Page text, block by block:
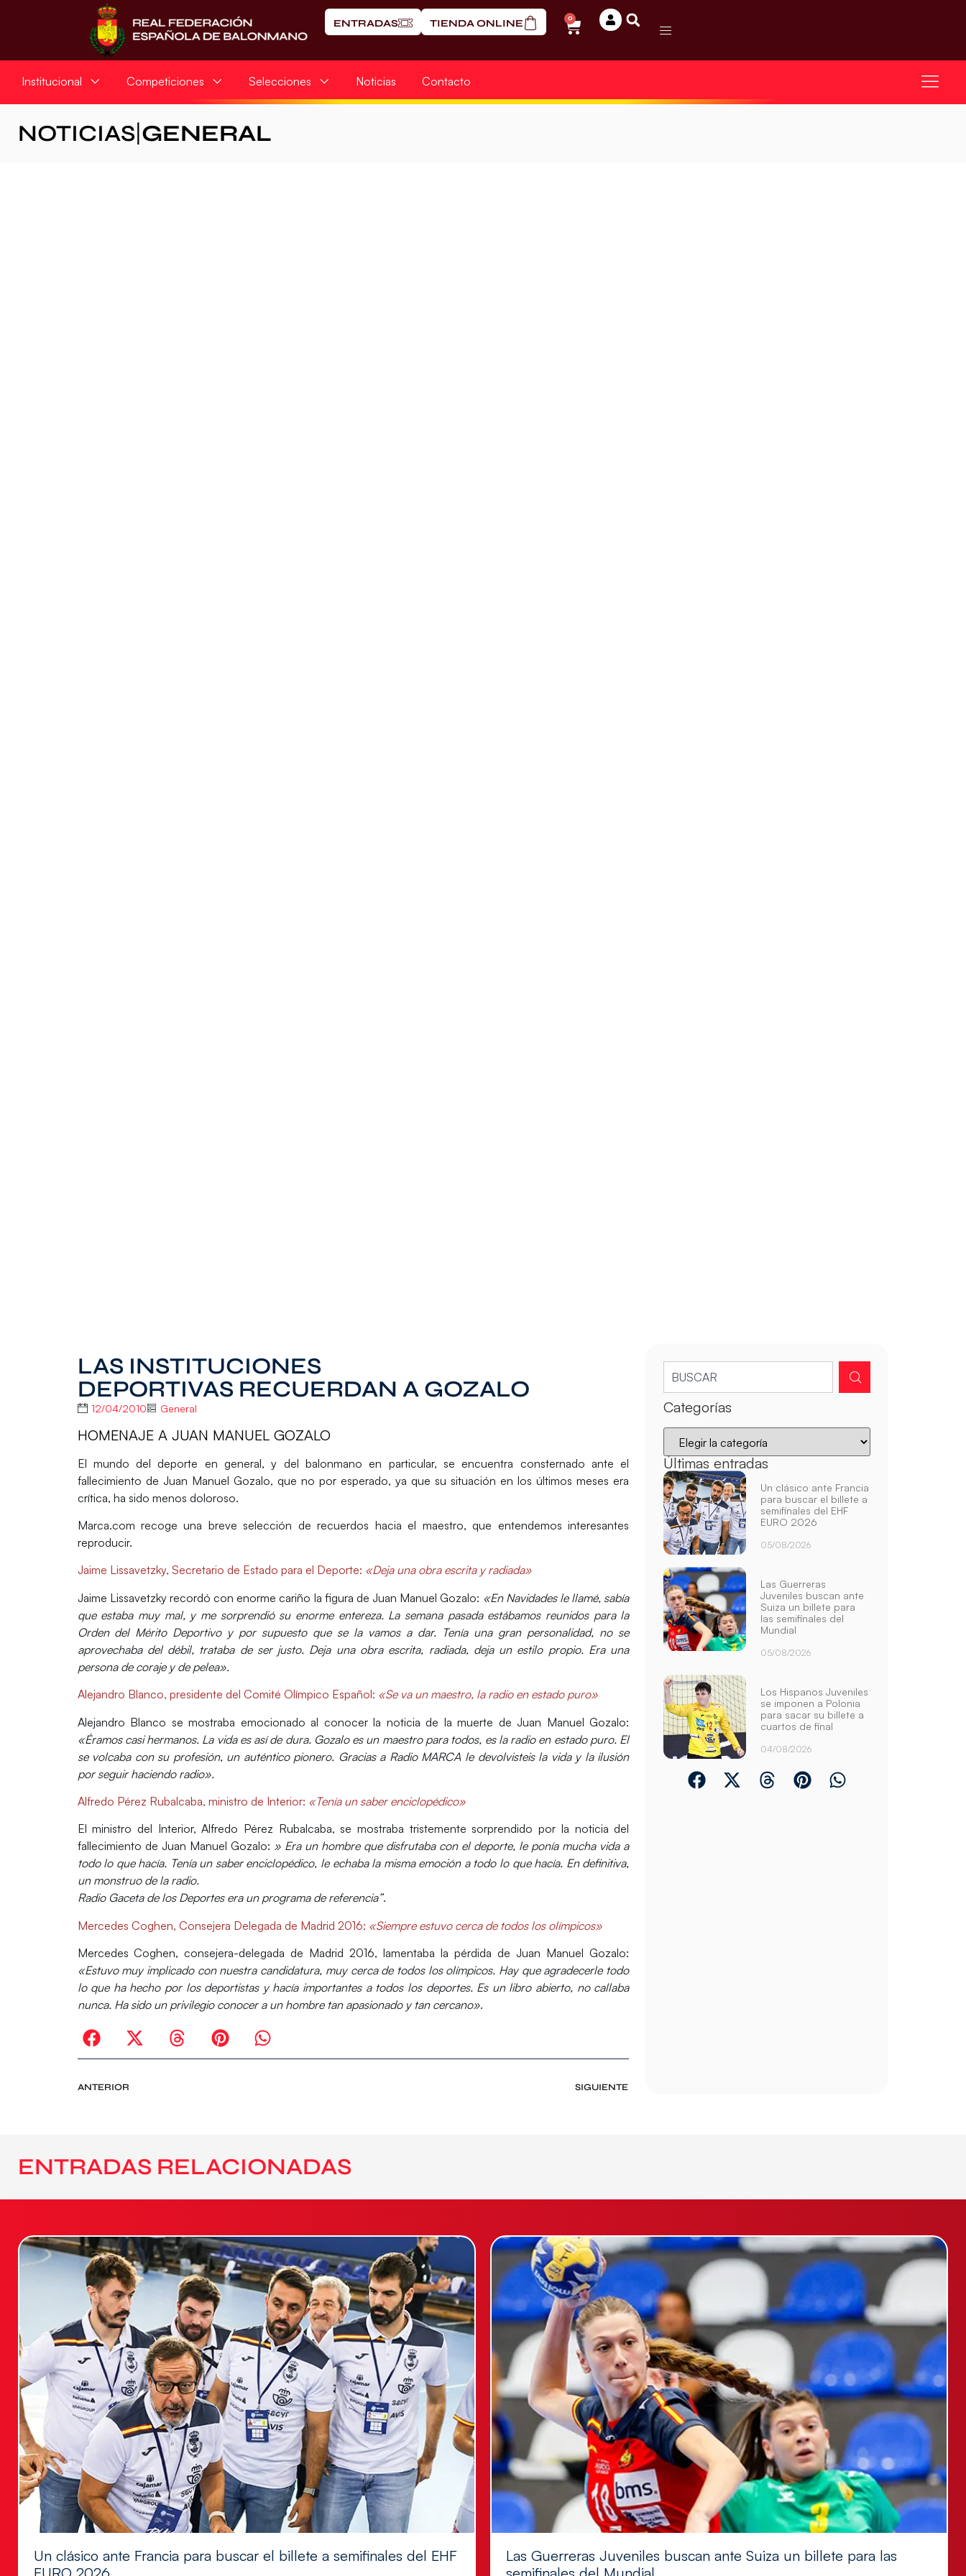
ENTRADAS TIENDA ONLINE 0
Institucional Competiciones Selecciones Noticias Contacto
NOTICIAS GENERAL
LAS INSTITUCIONES
DEPORTIVAS RECUERDAN A GOZALO
12/04/2010 General
HOMENAJE A JUAN MANUEL GOZALO
El mundo del deporte en general, y del balonmano en particular, se encuentra consternado ante el
fallecimiento de Juan Manuel Gozalo, que no por esperado, ya que su situación en los últimos meses era
crítica, ha sido menos doloroso.
Marca.com recoge una breve selección de recuerdos hacia el maestro, que entendemos interesantes
reproducir.
Jaime Lissavetzky, Secretario de Estado para el Deporte: «Deja una obra escrita y radiada»
Jaime Lissavetzky recordó con enorme cariño la figura de Juan Manuel Gozalo: «En Navidades le llamé, sabía
que estaba muy mal, y me sorprendió su enorme entereza. La semana pasada estábamos reunidos para la
Orden del Mérito Deportivo y por supuesto que se la vamos a dar. Tenía una gran personalidad, no se
aprovechaba del débil, trataba de ser justo. Deja una obra escrita, radiada, deja un estilo propio. Era una
persona de coraje y de pelea».
Alejandro Blanco, presidente del Comité Olímpico Español: «Se va un maestro, la radio en estado puro»
Alejandro Blanco se mostraba emocionado al conocer la noticia de la muerte de Juan Manuel Gozalo:
«Éramos casi hermanos. La vida es así de dura. Gozalo es un maestro para todos, es la radio en estado puro. El
se volcaba con su profesión, un auténtico pionero. Gracias a Radio MARCA le devolvisteis la vida y la ilusión
por seguir haciendo radio».
Alfredo Pérez Rubalcaba, ministro de Interior: «Tenía un saber enciclopédico»
El ministro del Interior, Alfredo Pérez Rubalcaba, se mostraba tristemente sorprendido por la noticia del
fallecimiento de Juan Manuel Gozalo: » Era un hombre que disfrutaba con el deporte, le ponía mucha vida a
todo lo que hacía. Tenía un saber enciclopédico, le echaba la misma emoción a todo lo que hacía. En definitiva,
un monstruo de la radio.
Radio Gaceta de los Deportes era un programa de referencia”.
Mercedes Coghen, Consejera Delegada de Madrid 2016: «Siempre estuvo cerca de todos los olímpicos»
Mercedes Coghen, consejera-delegada de Madrid 2016, lamentaba la pérdida de Juan Manuel Gozalo:
«Estuvo muy implicado con nuestra candidatura, muy cerca de todos los olímpicos. Hay que agradecerle todo
lo que ha hecho por los deportistas y hacía importantes a todos los deportes. Es un libro abierto, no callaba
nunca. Ha sido un privilegio conocer a un hombre tan apasionado y tan cercano».
ANTERIOR SIGUIENTE
Categorías
Últimas entradas
Un clásico ante Francia
para buscar el billete a
semifinales del EHF
EURO 2026
05/08/2026
Las Guerreras
Juveniles buscan ante
Suiza un billete para
las semifinales del
Mundial
05/08/2026
Los Hispanos Juveniles
se imponen a Polonia
para sacar su billete a
cuartos de final
04/08/2026
ENTRADAS RELACIONADAS
Un clásico ante Francia para buscar el billete a semifinales del EHF
EURO 2026
Las Guerreras Juveniles buscan ante Suiza un billete para las
semifinales del Mundial